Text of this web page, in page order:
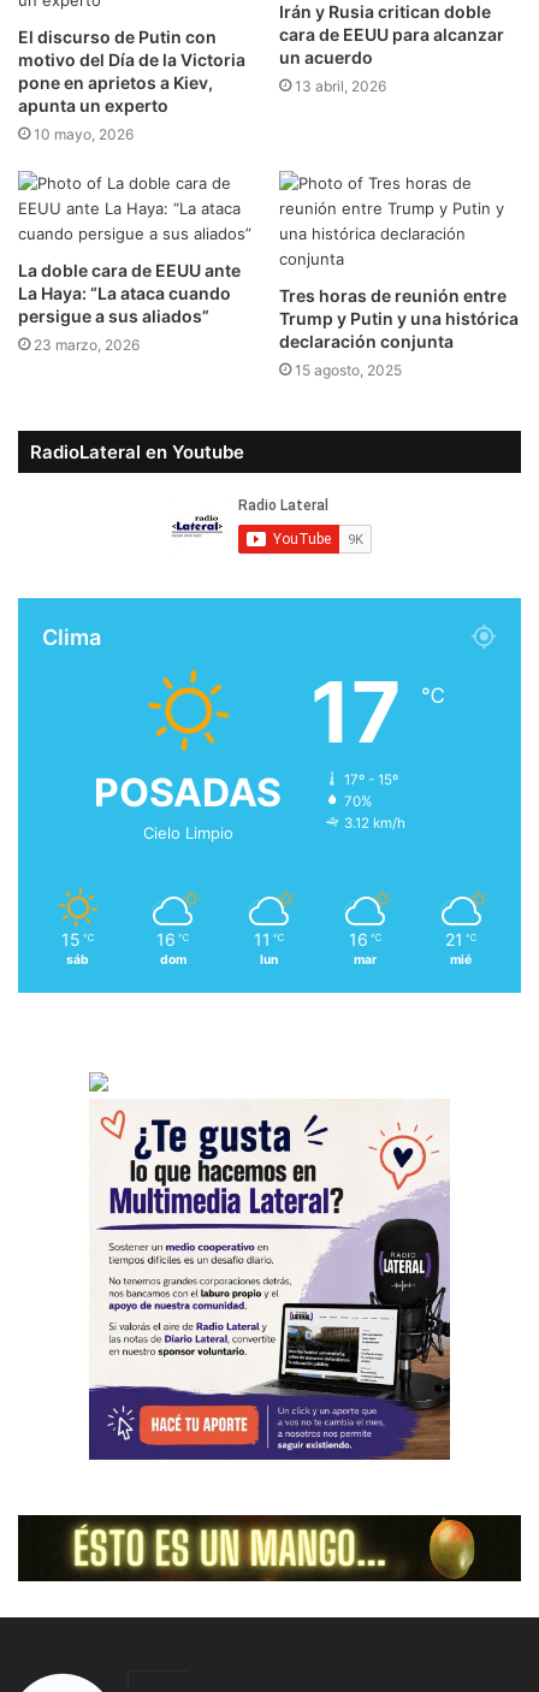
El discurso de Putin con
motivo del Día de la Victoria
pone en aprietos a Kiev,
apunta un experto
10 mayo, 2026
Irán y Rusia critican doble
cara de EEUU para alcanzar
un acuerdo
13 abril, 2026
La doble cara de EEUU ante
La Haya: “La ataca cuando
persigue a sus aliados”
23 marzo, 2026
Tres horas de reunión entre
Trump y Putin y una histórica
declaración conjunta
15 agosto, 2025
RadioLateral en Youtube
Clima
POSADAS
Cielo Limpio
17 ℃
17º - 15º
70%
3.12 km/h
15 ℃
sáb
16 ℃
dom
11 ℃
lun
16 ℃
mar
21 ℃
mié